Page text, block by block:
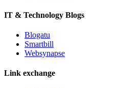
IT & Technology Blogs
Blogatu
Smartbill
Websynapse
Link exchange